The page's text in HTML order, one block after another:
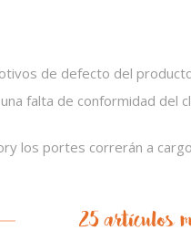
de defecto del
falta de conformidad
los portes correrán a
25 artículos